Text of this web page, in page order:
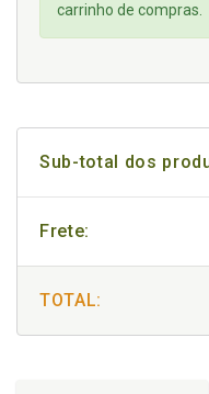
carrinho de compras.
Sub-total dos
Frete:
TOTAL: